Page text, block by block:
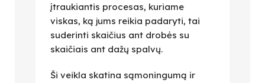
įtraukiantis procesas, kuriame
viskas, ką jums reikia padaryti, tai
suderinti skaičius ant drobės su
skaičiais ant dažų spalvų.
Ši veikla skatina sąmoningumą ir